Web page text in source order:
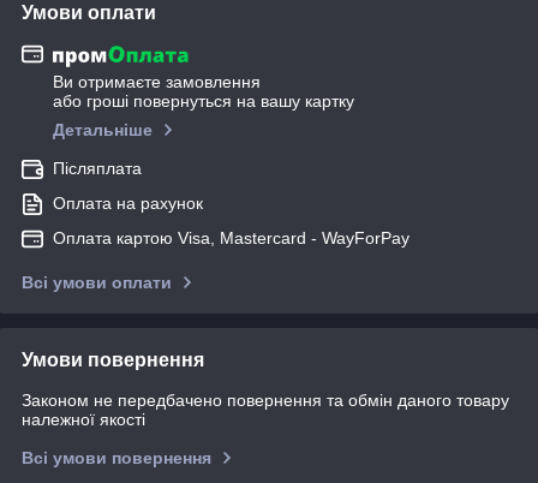
Умови оплати
Ви отримаєте замовлення
або гроші повернуться на вашу картку
Детальніше
Післяплата
Оплата на рахунок
Оплата картою Visa, Mastercard - WayForPay
Всі умови оплати
Умови повернення
Законом не передбачено повернення та обмін даного товару
належної якості
Всі умови повернення